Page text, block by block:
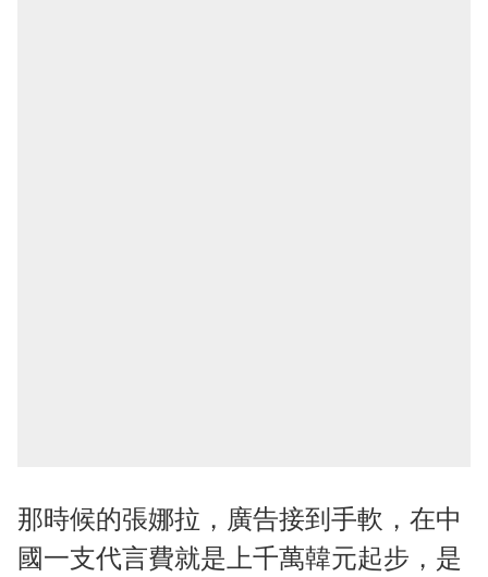
那時候的張娜拉，廣告接到手軟，在中
國一支代言費就是上千萬韓元起步，是